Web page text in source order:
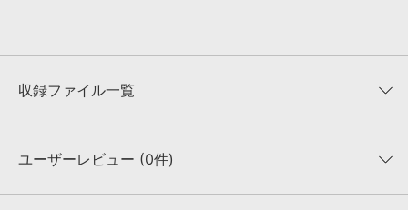
収録ファイル一覧
収録ファイル一覧
ユーザーレビュー (0件)